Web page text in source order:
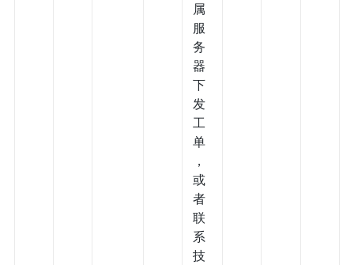
属
服
务
器
下
发
工
单
，
或
者
联
系
技